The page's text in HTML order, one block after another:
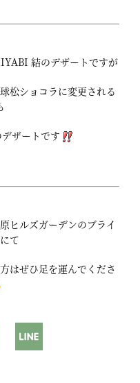
結のデザートですが
松ショコラに変更される
ザートです
ヒルズガーデンのブライ
て
はぜひ足を運んでくださ